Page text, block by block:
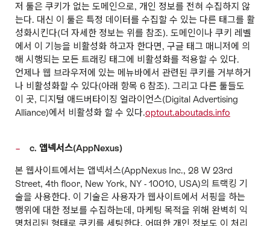
저 툴은 쿠키가 없는 도메인으로, 개인 정보를 전혀 수집하지 않
는다. 대신 이 툴은 특정 데이터를 수집할 수 있는 다른 태그를 활
성화시킨다(더 자세한 정보는 위를 참조). 도메인이나 쿠키 레벨
에서 이 기능을 비활성화 하고자 한다면, 구글 태그 매니저에 의
해 시행되는 모든 트래킹 태그에 비활성화를 적용할 수 있다.
언제나 웹 브라우저에 있는 메뉴바에서 관련된 쿠키를 거부하거
나 비활성화할 수 있다(아래 항목 6 참조). 그리고 다른 툴들도
이 곳, 디지털 애드버타이징 얼라이언스(Digital Advertising
Alliance)에서 비활성화 할 수 있다.optout.aboutads.info
c. 앱넥서스(AppNexus)
본 웹사이트에서는 앱넥서스(AppNexus Inc., 28 W 23rd
Street, 4th floor, New York, NY - 10010, USA)의 트랙킹 기
술을 사용한다. 이 기술은 사용자가 웹사이트에서 서핑을 하는
행위에 대한 정보를 수집하는데, 마케팅 목적을 위해 완벽히 익
명처리된 형태로 쿠키를 세팅한다. 어떠한 개인 정보도 이 처리